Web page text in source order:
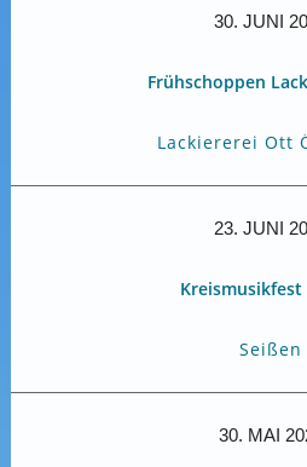
30. JUNI
Frühschoppen
Lackiererei Ott
23. JUNI
Kreismusikfest
Seißen
30. MAI